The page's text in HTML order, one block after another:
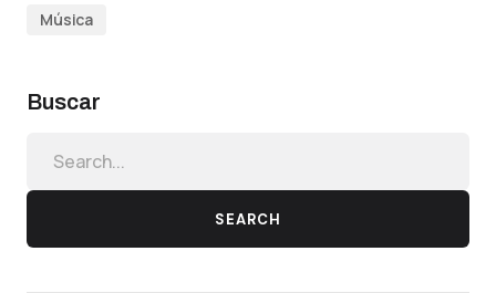
Música
Buscar
SEARCH